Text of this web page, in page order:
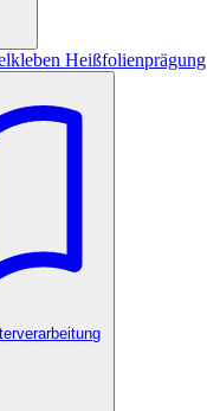
Heißfolienprägung